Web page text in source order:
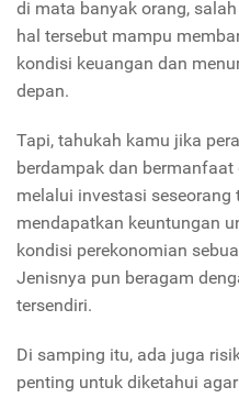
di mata banyak orang,
hal tersebut mampu
kondisi keuangan dan
depan.
Tapi, tahukah kamu jika
berdampak dan
melalui investasi seseorang
mendapatkan keuntungan
kondisi perekonomian
Jenisnya pun beragam
tersendiri.
Di samping itu, ada juga
penting untuk diketahui